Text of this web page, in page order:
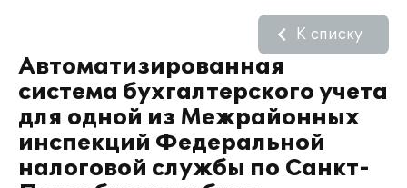
Автоматизированная
система бухгалтерского учета
для одной из Межрайонных
инспекций Федеральной
налоговой службы по Санкт-
К списку